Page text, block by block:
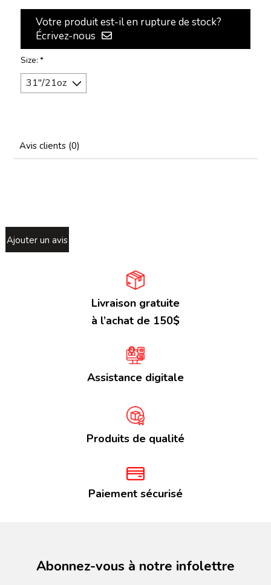
Votre produit est-il en rupture de stock?
Écrivez-nous
Size: *
Avis clients (0)
Ajouter un avis
Livraison gratuite
à l’achat de 150$
Assistance digitale
Produits de qualité
Paiement sécurisé
Abonnez-vous à notre infolettre